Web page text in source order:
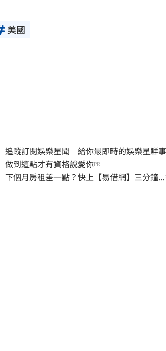
美國
追蹤訂閱娛樂星聞 給你最即時的娛樂星鮮事
做到這點才有資格說愛你PR
下個月房租差一點？快上【易借網】三分鐘...